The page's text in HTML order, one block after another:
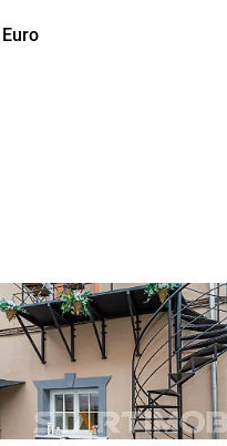
NOUA EXCLUSIVITATE
zona Facultatii de
Parter
Etaj